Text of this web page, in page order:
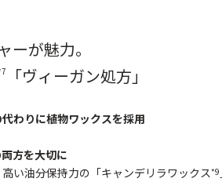
ーが魅力。
「ヴィーガン処方」
わりに植物ワックスを採用
方を大切に
い油分保持力の「キャンデリラワックス*9